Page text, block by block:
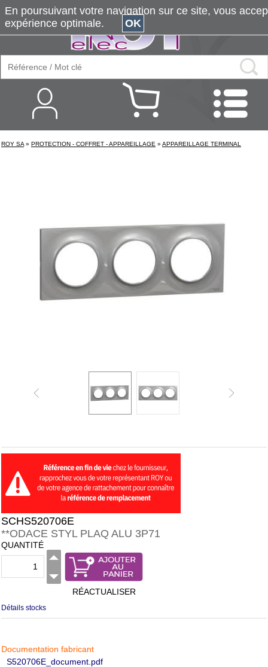
ROY SA » PROTECTION - COFFRET - APPAREILLAGE » APPAREILLAGE TERMINAL
SCHS520706E
**ODACE STYL PLAQ ALU 3P71
QUANTITÉ
RÉACTUALISER
Détails stocks
Documentation fabricant
S520706E_document.pdf
En poursuivant votre navigation sur ce site, vous
expérience optimale.
OK